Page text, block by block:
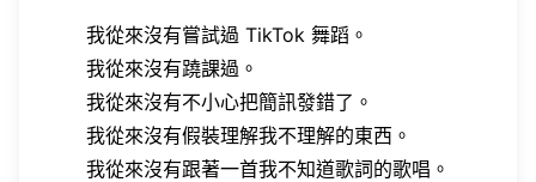
我從來沒有嘗試過 TikTok 舞蹈。
我從來沒有蹺課過。
我從來沒有不小心把簡訊發錯了。
我從來沒有假裝理解我不理解的東西。
我從來沒有跟著一首我不知道歌詞的歌唱。